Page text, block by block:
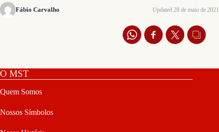
Fábio Carvalho Updated 28 de maio de 2021
O MST
Quem Somos
Nossos Símbolos